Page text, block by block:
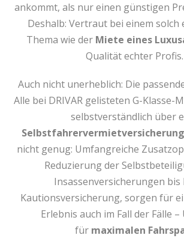
ankommt, als nur einen günstigen
Deshalb: Vertraut bei einem solch
Thema wie der Miete eines
Qualität echter Profis.
Auch nicht unerheblich: Die
Alle bei DRIVAR gelisteten G-Klasse-
selbstverständlich über
Selbstfahrervermietversicherung
nicht genug: Umfangreiche
Reduzierung der
Insassenversicherungen bis
Kautionsversicherung, sorgen für
Erlebnis auch im Fall der Fälle
für maximalen